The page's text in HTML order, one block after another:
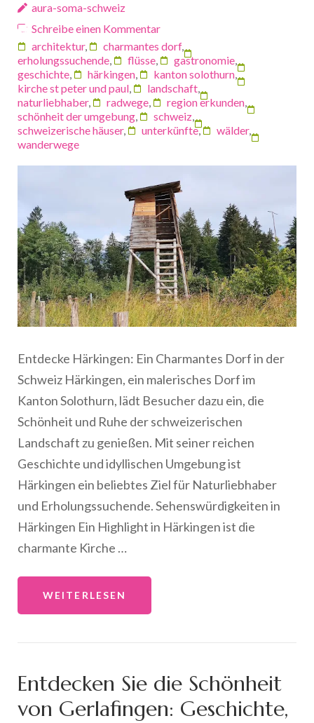
aura-soma-schweiz
Schreibe einen Kommentar
architektur, charmantes dorf,
erholungssuchende, flüsse, gastronomie,
geschichte, härkingen, kanton solothurn,
kirche st peter und paul, landschaft,
naturliebhaber, radwege, region erkunden,
schönheit der umgebung, schweiz,
schweizerische häuser, unterkünfte, wälder,
wanderwege
Entdecke Härkingen: Ein Charmantes Dorf in der
Schweiz Härkingen, ein malerisches Dorf im
Kanton Solothurn, lädt Besucher dazu ein, die
Schönheit und Ruhe der schweizerischen
Landschaft zu genießen. Mit seiner reichen
Geschichte und idyllischen Umgebung ist
Härkingen ein beliebtes Ziel für Naturliebhaber
und Erholungssuchende. Sehenswürdigkeiten in
Härkingen Ein Highlight in Härkingen ist die
charmante Kirche …
WEITERLESEN
Entdecken Sie die Schönheit
von Gerlafingen: Geschichte,